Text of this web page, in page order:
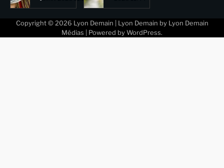
Copyright © 2026 Lyon Demain | Lyon Demain by Lyon Demain
Médias | Powered by WordPress.